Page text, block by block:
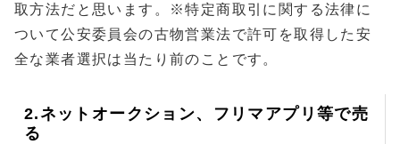
取方法だと思います。※特定商取引に関する法律に
ついて公安委員会の古物営業法で許可を取得した安
全な業者選択は当たり前のことです。
2.ネットオークション、フリマアプリ等で売
る